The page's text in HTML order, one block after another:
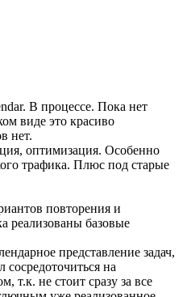
В процессе. Пока нет
виде это красиво
нет.
оптимизация. Особенно
трафика. Плюс под старые
повторения и
реализованы базовые
представление задач,
на
т.к. не стоит сразу за все